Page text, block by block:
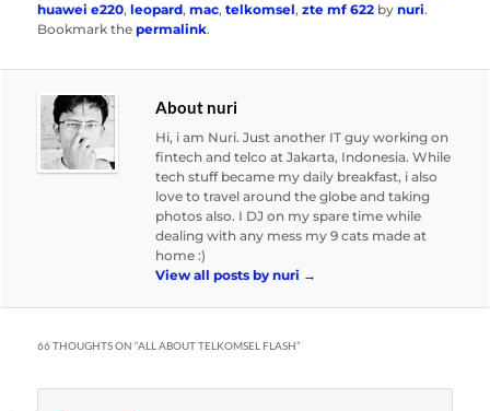
huawei e220,leopard,mac,telkomsel,zte mf 622 bynuri.
Bookmark thepermalink.
About nuri
Hi, i am Nuri. Just another IT guy working on
fintech and telco at Jakarta, Indonesia. While
tech stuff became my daily breakfast, i also
love to travel around the globe and taking
photos also. I DJ on my spare time while
dealing with any mess my 9 cats made at
home :)
View all posts by nuri →
66 THOUGHTS ON “ALL ABOUT TELKOMSEL FLASH”